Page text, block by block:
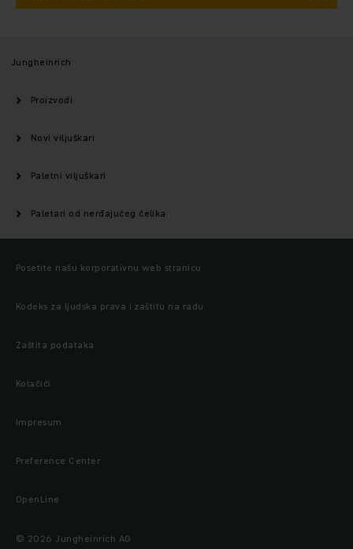
Jungheinrich
Proizvodi
Novi viljuškari
Paletni viljuškari
Paletari od nerđajućeg čelika
Posetite našu korporativnu web stranicu
Kodeks za ljudska prava i zaštitu na radu
Zaštita podataka
Kolačići
Impresum
Preference Center
OpenLine
© 2026 Jungheinrich AG